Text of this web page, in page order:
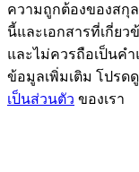
รับรางวัลและ
ศูนย์รางวัล
เข้าสู่ระบบ
ความถูกต้องของสกุ
นี้และเอกสารที่เกี่ย
และไม่ควรถือเป็นค
ข้อมูลเพิ่มเติม โปรดดู
เป็นส่วนตัว ของเรา